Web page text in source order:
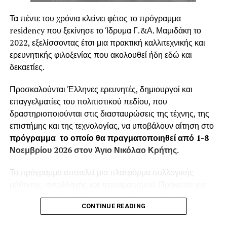
Η διαδικασία παραχώρησης κινήτρων για την
αποτελεσματικότερη απόδοση και την ταχύτατη
προσαρμογή των νέων στελεχών εγκυμονεί κινδύνους
και αρκετές φορές προκαλεί αδιέξοδα στην ίδια την
επιχείρηση.
Πρώτον
εργαζόμενου δεν ταυτίζονται με του στόχους του
επιχειρηματία
Δεύτερονγιατί το αναμενόμενο αποτέλεσμα
προσδοκιών και σχέσης μεταξύ εργαζόμενου και
εργοδότη δεν βασίζονται στο ίδιο οικονομικό, κοινωνικό
και στοχευμένο ορθολογιστικά μοντέλο Διοίκησης.
αρμοδιοτήτων, η μη αποδοχή της όποιας μορφής
πρωτοβουλίας και τέλος η ύπαρξη μόνιμης εργασιακής
Τα πέντε του χρόνια κλείνει φέτος το πρόγραμμα
residency που ξεκίνησε το Ίδρυμα Γ.&Α. Μαμιδάκη το
2022, εξελίσσοντας έτσι μια πρακτική καλλιτεχνικής και
ερευνητικής φιλοξενίας που ακολουθεί ήδη εδώ και
δεκαετίες.
Προσκαλούνται Έλληνες ερευνητές, δημιουργοί και
επαγγελματίες του πολιτιστικού πεδίου, που
δραστηριοποιούνται στις διασταυρώσεις της τέχνης, της
επιστήμης και της τεχνολογίας, να υποβάλουν αίτηση στο
πρόγραμμα το οποίο θα πραγματοποιηθεί από 1-8
Νοεμβρίου 2026 στον Άγιο Νικόλαο Κρήτης.
Το πρόγραμμα αποτελεί μια πλατφόρμα συλλογικής
μια εντατική εβδομάδα όπου μέσα έσα από διαλέξεις,
εργαστήρια και συλλογική έρευνα, οι συμμετέχοντες θα
CONTINUE READING